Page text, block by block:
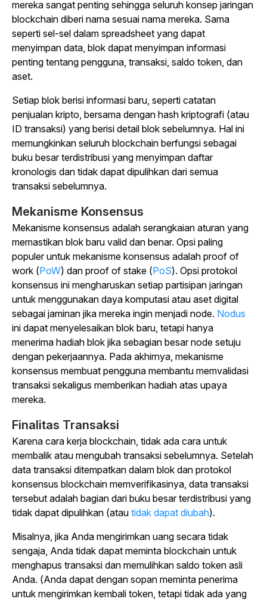
mereka sangat penting sehingga seluruh konsep jaringan
blockchain diberi nama sesuai nama mereka. Sama
seperti sel-sel dalam spreadsheet yang dapat
menyimpan data, blok dapat menyimpan informasi
penting tentang pengguna, transaksi, saldo token, dan
aset.
Setiap blok berisi informasi baru, seperti catatan
penjualan kripto, bersama dengan hash kriptografi (atau
ID transaksi) yang berisi detail blok sebelumnya. Hal ini
memungkinkan seluruh blockchain berfungsi sebagai
buku besar terdistribusi yang menyimpan daftar
kronologis dan tidak dapat dipulihkan dari semua
transaksi sebelumnya.
Mekanisme Konsensus
Mekanisme konsensus adalah serangkaian aturan yang
memastikan blok baru valid dan benar. Opsi paling
populer untuk mekanisme konsensus adalah proof of
work (PoW) dan proof of stake (PoS). Opsi protokol
konsensus ini mengharuskan setiap partisipan jaringan
untuk menggunakan daya komputasi atau aset digital
sebagai jaminan jika mereka ingin menjadi node. Nodus
ini dapat menyelesaikan blok baru, tetapi hanya
menerima hadiah blok jika sebagian besar node setuju
dengan pekerjaannya. Pada akhirnya, mekanisme
konsensus membuat pengguna membantu memvalidasi
transaksi sekaligus memberikan hadiah atas upaya
mereka.
Finalitas Transaksi
Karena cara kerja blockchain, tidak ada cara untuk
membalik atau mengubah transaksi sebelumnya. Setelah
data transaksi ditempatkan dalam blok dan protokol
konsensus blockchain memverifikasinya, data transaksi
tersebut adalah bagian dari buku besar terdistribusi yang
tidak dapat dipulihkan (atau tidak dapat diubah).
Misalnya, jika Anda mengirimkan uang secara tidak
sengaja, Anda tidak dapat meminta blockchain untuk
menghapus transaksi dan memulihkan saldo token asli
Anda. (Anda dapat dengan sopan meminta penerima
untuk mengirimkan kembali token, tetapi tidak ada yang